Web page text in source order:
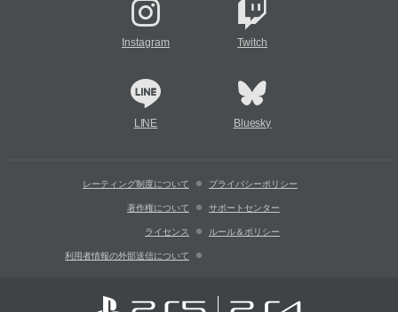
Instagram Twitch
LINE Bluesky
レーティング制度について プライバシーポリシー
著作権について サポートセンター
ライセンス ルール＆ポリシー
利用者情報の外部送信について